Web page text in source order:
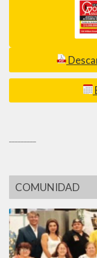
COMUNIDAD